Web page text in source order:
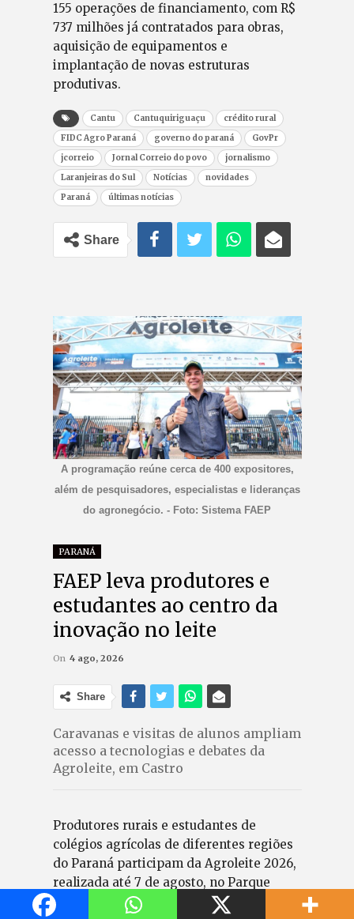
155 operações de financiamento, com R$
737 milhões já contratados para obras,
aquisição de equipamentos e
implantação de novas estruturas
produtivas.
Cantu Cantuquiriguaçu
crédito rural
FIDC Agro Paraná
governo do paraná
GovPr
jcorreio
Jornal Correio do povo
jornalismo
Laranjeiras do Sul
Notícias
novidades
Paraná
últimas notícias
Share
A programação reúne cerca de 400 expositores,
além de pesquisadores, especialistas e lideranças
do agronegócio. - Foto: Sistema FAEP
PARANÁ
FAEP leva produtores e
estudantes ao centro da
inovação no leite
On 4 ago, 2026
Share
Caravanas e visitas de alunos ampliam
acesso a tecnologias e debates da
Agroleite, em Castro
Produtores rurais e estudantes de
colégios agrícolas de diferentes regiões
do Paraná participam da Agroleite 2026,
realizada até 7 de agosto, no Parque
Tecnológico Agroleite, em Castro. A